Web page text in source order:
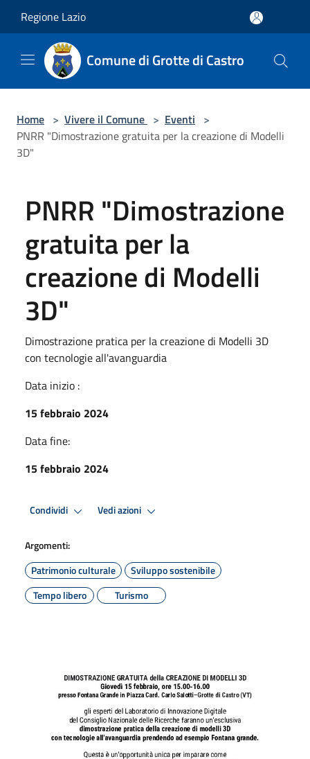
Regione Lazio
Comune di Grotte di Castro
Home > Vivere il Comune > Eventi >
PNRR "Dimostrazione gratuita per la creazione di Modelli
3D"
PNRR "Dimostrazione
gratuita per la
creazione di Modelli
3D"
Dimostrazione pratica per la creazione di Modelli 3D
con tecnologie all'avanguardia
Data inizio :
15 febbraio 2024
Data fine:
15 febbraio 2024
Condividi Vedi azioni
Argomenti:
Patrimonio culturale
Sviluppo sostenibile
Tempo libero
Turismo